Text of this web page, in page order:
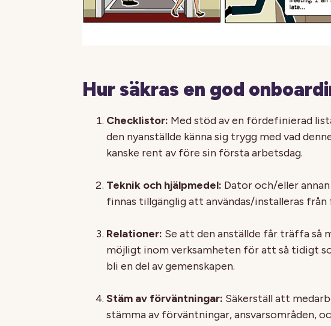
Hur säkras en god
Checklistor: Med stöd av en fördefinierad
den nyanställde känna sig trygg med vad
kanske rent av före sin första arbetsdag.
Teknik och hjälpmedel: Dator och/eller
finnas tillgänglig att användas/installeras från
Relationer: Se att den anställde får träffa så
möjligt inom verksamheten för att så tidigt
bli en del av gemenskapen.
Stäm av förväntningar: Säkerställ att
stämma av förväntningar, ansvarsområden,